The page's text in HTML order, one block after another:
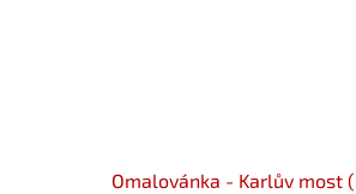
Omalovánka - Karlův most